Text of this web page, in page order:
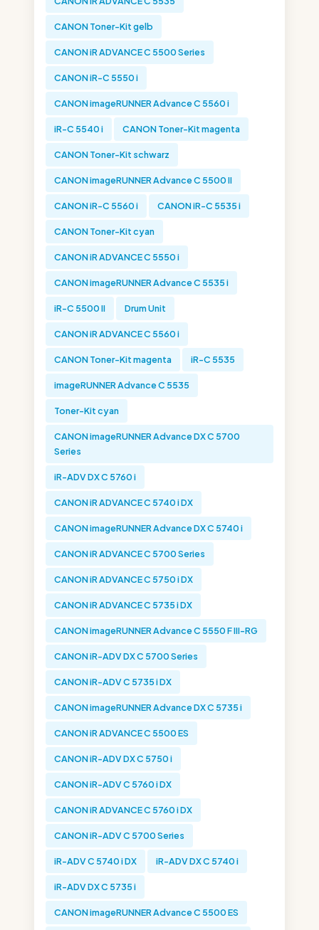
CANON Toner-Kit gelb
CANON iR ADVANCE C 5500 Series
CANON iR-C 5550 i
CANON imageRUNNER Advance C 5560 i
iR-C 5540 i CANON Toner-Kit magenta
CANON Toner-Kit schwarz
CANON imageRUNNER Advance C 5500 II
CANON iR-C 5560 i CANON iR-C 5535 i
CANON Toner-Kit cyan
CANON iR ADVANCE C 5550 i
CANON imageRUNNER Advance C 5535 i
iR-C 5500 II Drum Unit
CANON iR ADVANCE C 5560 i
CANON Toner-Kit magenta iR-C 5535
imageRUNNER Advance C 5535
Toner-Kit cyan
CANON imageRUNNER Advance DX C 5700
Series
iR-ADV DX C 5760 i
CANON iR ADVANCE C 5740 i DX
CANON imageRUNNER Advance DX C 5740 i
CANON iR ADVANCE C 5700 Series
CANON iR ADVANCE C 5750 i DX
CANON iR ADVANCE C 5735 i DX
CANON imageRUNNER Advance C 5550 F III-RG
CANON iR-ADV DX C 5700 Series
CANON iR-ADV C 5735 i DX
CANON imageRUNNER Advance DX C 5735 i
CANON iR ADVANCE C 5500 ES
CANON iR-ADV DX C 5750 i
CANON iR-ADV C 5760 i DX
CANON iR ADVANCE C 5760 i DX
CANON iR-ADV C 5700 Series
iR-ADV C 5740 i DX iR-ADV DX C 5740 i
iR-ADV DX C 5735 i
CANON imageRUNNER Advance C 5500 ES